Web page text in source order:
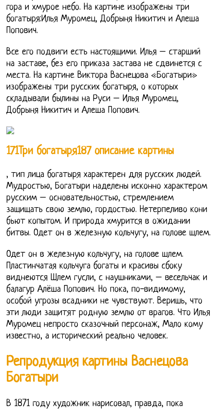
гора и хмурое небо. На картине изображены три
богатыря:Илья Муромец, Добрыня Никитич и Алеша
Попович.
Все его подвиги есть настоящими. Илья – старший
на заставе, без его приказа застава не сдвинется с
места. На картине Виктора Васнецова «Богатыри»
изображены три русских богатыря, о которых
складывали былины на Руси – Илья Муромец,
Добрыня Никитич и Алеша Попович.
171Три богатыря187 описание картины
, тип лица богатыря характерен для русских людей.
Мудростью, Богатыри наделены исконно характером
русским – основательностью, стремлением
защищать свою землю, гордостью. Нетерпеливо кони
бьют копытом. И природа хмурится в ожидании
битвы. Одет он в железную кольчугу, на голове шлем.
Одет он в железную кольчугу, на голове шлем.
Пластинчатая кольчуга богаты и красивы сбоку
виднеются Шлем гусли, с наушниками, – весельчак и
балагур Алёша Попович. Но пока, по-видимому,
особой угрозы всадники не чувствуют. Веришь, что
эти люди защитят родную землю от врагов. Что Илья
Муромец непросто сказочный персонаж, Мало кому
известно, а исторический реально человек.
Репродукция картины Васнецова
Богатыри
В 1871 году художник нарисовал, правда, пока